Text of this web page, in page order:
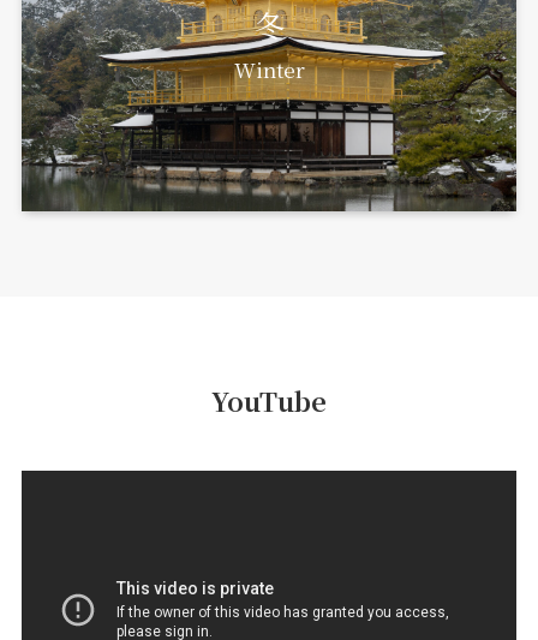
冬
Winter
YouTube